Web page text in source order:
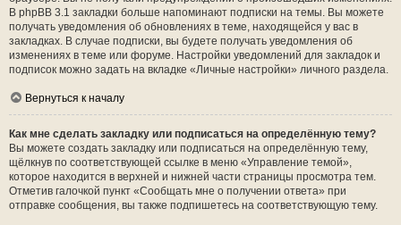
В phpBB 3.1 закладки больше напоминают подписки на темы. Вы можете
получать уведомления об обновлениях в теме, находящейся у вас в
закладках. В случае подписки, вы будете получать уведомления об
изменениях в теме или форуме. Настройки уведомлений для закладок и
подписок можно задать на вкладке «Личные настройки» личного раздела.
Вернуться к началу
Как мне сделать закладку или подписаться на определённую тему?
Вы можете создать закладку или подписаться на определённую тему,
щёлкнув по соответствующей ссылке в меню «Управление темой»,
которое находится в верхней и нижней части страницы просмотра тем.
Отметив галочкой пункт «Сообщать мне о получении ответа» при
отправке сообщения, вы также подпишетесь на соответствующую тему.